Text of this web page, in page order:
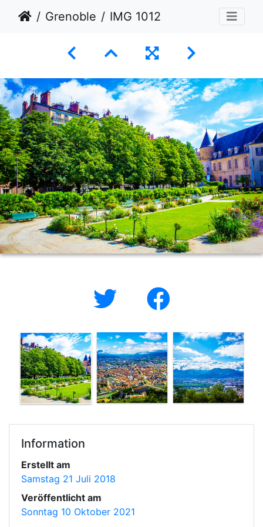
Grenoble IMG 1012
Information
Erstellt am
Samstag 21 Juli 2018
Veröffentlicht am
Sonntag 10 Oktober 2021